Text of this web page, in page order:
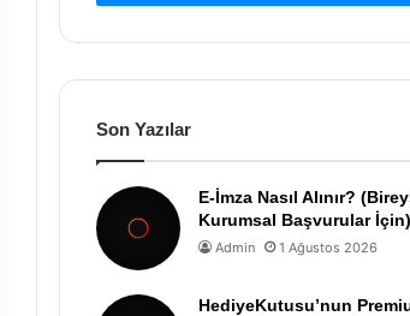
Son Yazılar
E-İmza Nasıl Alınır?
Kurumsal Başvurular İçin)
Admin 1 Ağustos 2026
HediyeKutusu’nun